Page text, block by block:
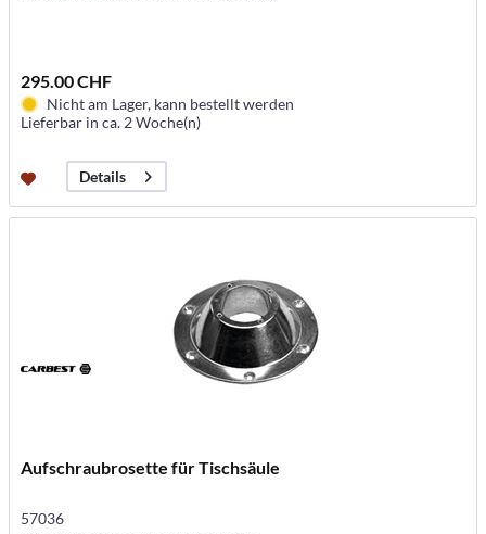
295.00 CHF
Nicht am Lager, kann bestellt werden
Lieferbar in ca. 2 Woche(n)
Details
Aufschraubrosette für Tischsäule
57036